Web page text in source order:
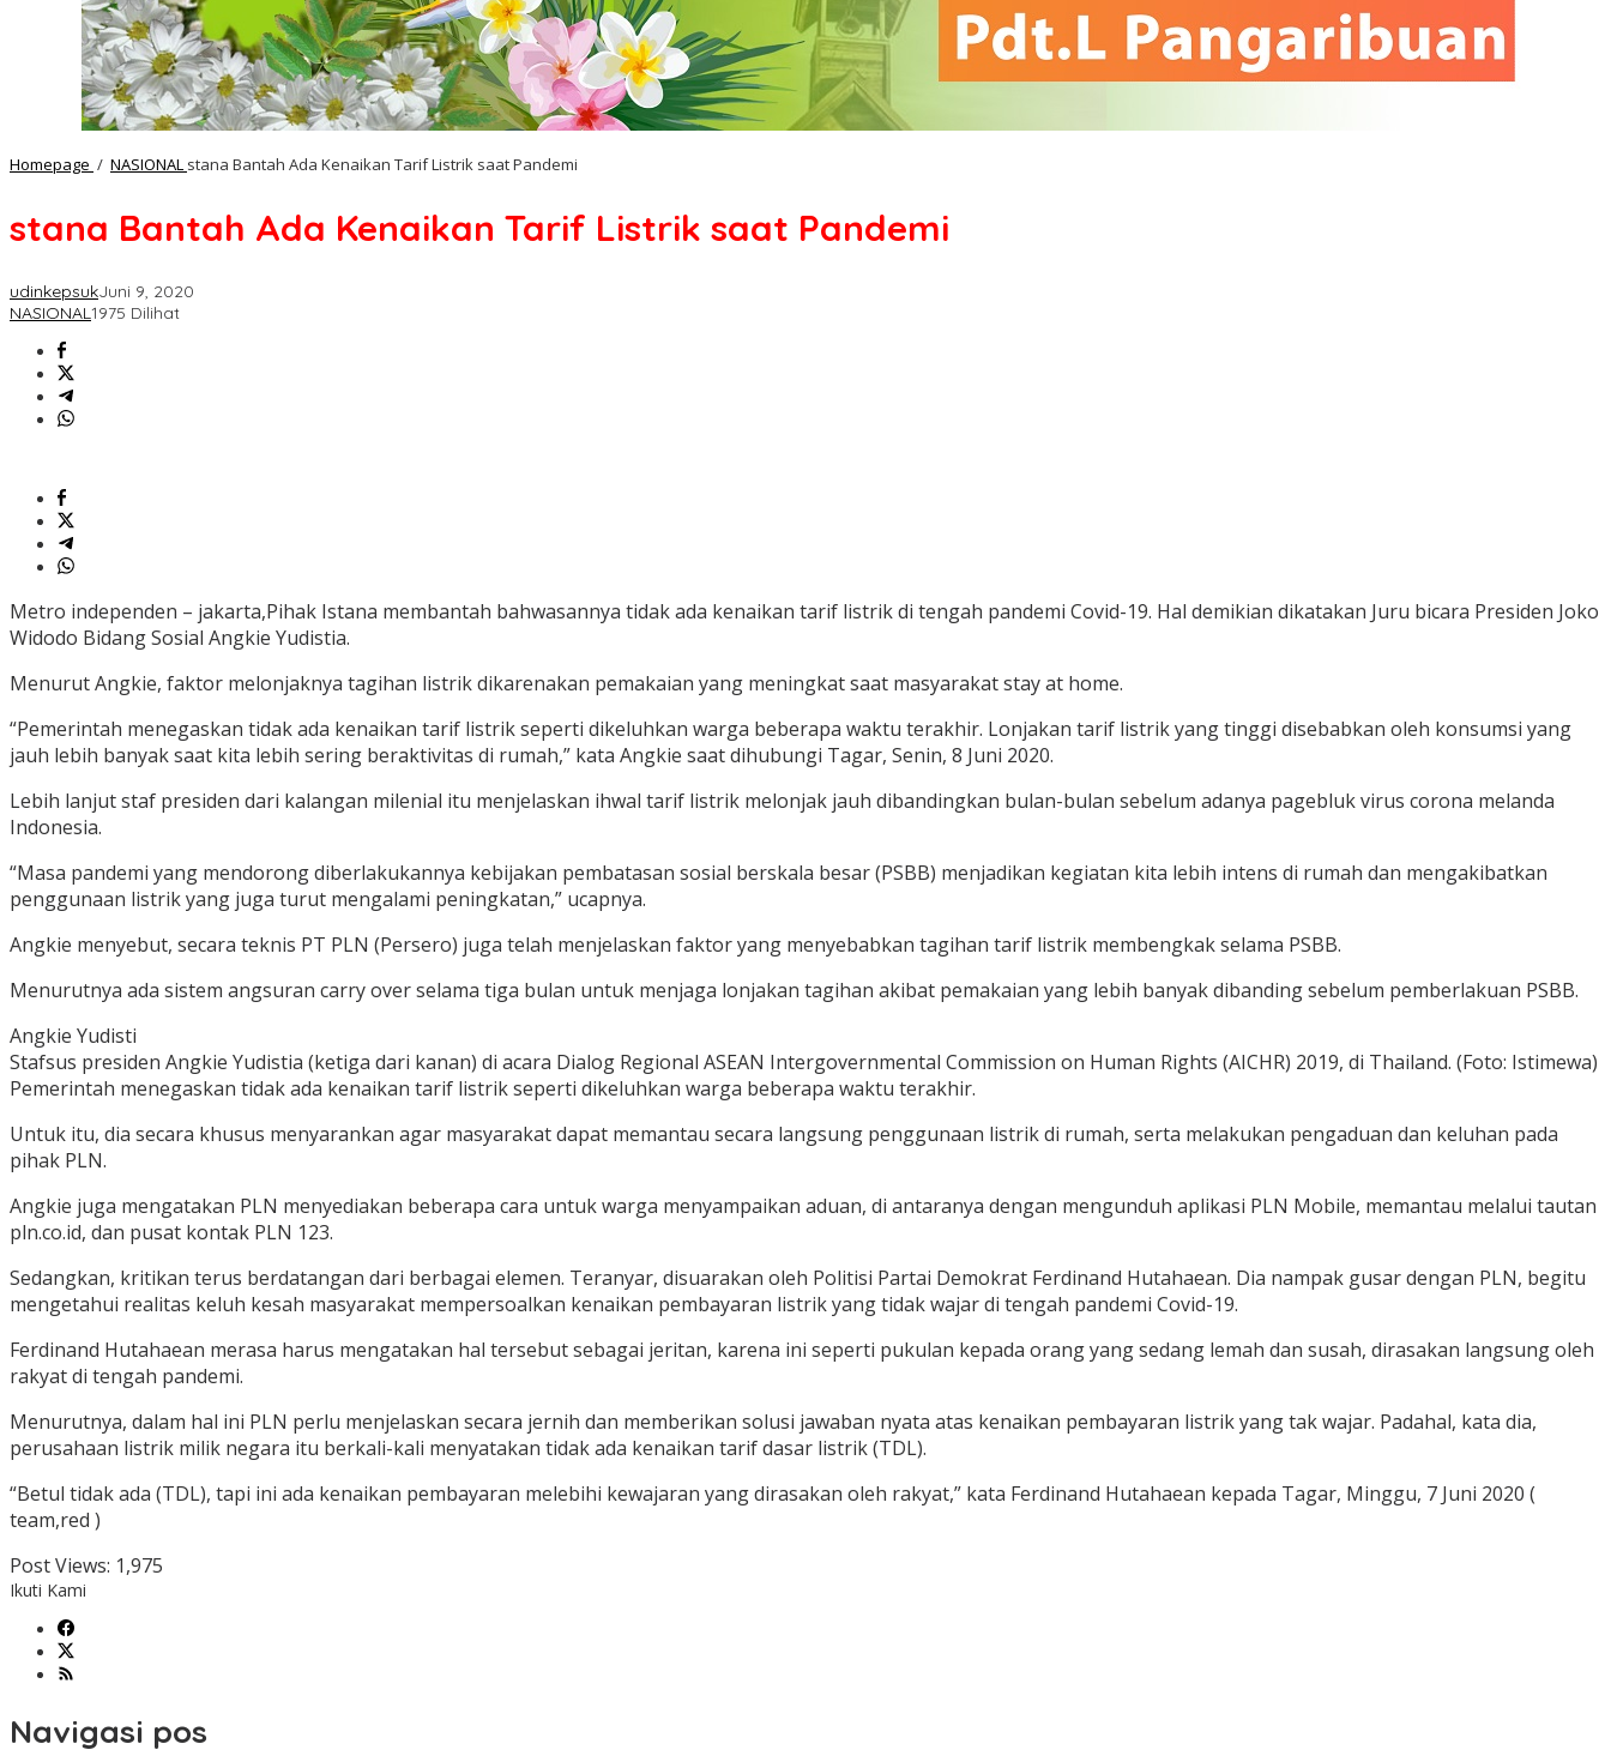
Homepage / NASIONAL stana Bantah Ada Kenaikan Tarif Listrik saat Pandemi
stana Bantah Ada Kenaikan Tarif Listrik saat Pandemi
udinkepsukJuni 9, 2020
NASIONAL1975 Dilihat
Metro independen – jakarta,Pihak Istana membantah bahwasannya tidak ada kenaikan tarif listrik di tengah pandemi Covid-19. Hal demikian dikatakan Juru bicara Presiden Joko
Widodo Bidang Sosial Angkie Yudistia.
Menurut Angkie, faktor melonjaknya tagihan listrik dikarenakan pemakaian yang meningkat saat masyarakat stay at home.
“Pemerintah menegaskan tidak ada kenaikan tarif listrik seperti dikeluhkan warga beberapa waktu terakhir. Lonjakan tarif listrik yang tinggi disebabkan oleh konsumsi yang
jauh lebih banyak saat kita lebih sering beraktivitas di rumah,” kata Angkie saat dihubungi Tagar, Senin, 8 Juni 2020.
Lebih lanjut staf presiden dari kalangan milenial itu menjelaskan ihwal tarif listrik melonjak jauh dibandingkan bulan-bulan sebelum adanya pagebluk virus corona melanda
Indonesia.
“Masa pandemi yang mendorong diberlakukannya kebijakan pembatasan sosial berskala besar (PSBB) menjadikan kegiatan kita lebih intens di rumah dan mengakibatkan
penggunaan listrik yang juga turut mengalami peningkatan,” ucapnya.
Angkie menyebut, secara teknis PT PLN (Persero) juga telah menjelaskan faktor yang menyebabkan tagihan tarif listrik membengkak selama PSBB.
Menurutnya ada sistem angsuran carry over selama tiga bulan untuk menjaga lonjakan tagihan akibat pemakaian yang lebih banyak dibanding sebelum pemberlakuan PSBB.
Angkie Yudisti
Stafsus presiden Angkie Yudistia (ketiga dari kanan) di acara Dialog Regional ASEAN Intergovernmental Commission on Human Rights (AICHR) 2019, di Thailand. (Foto: Istimewa)
Pemerintah menegaskan tidak ada kenaikan tarif listrik seperti dikeluhkan warga beberapa waktu terakhir.
Untuk itu, dia secara khusus menyarankan agar masyarakat dapat memantau secara langsung penggunaan listrik di rumah, serta melakukan pengaduan dan keluhan pada
pihak PLN.
Angkie juga mengatakan PLN menyediakan beberapa cara untuk warga menyampaikan aduan, di antaranya dengan mengunduh aplikasi PLN Mobile, memantau melalui tautan
pln.co.id, dan pusat kontak PLN 123.
Sedangkan, kritikan terus berdatangan dari berbagai elemen. Teranyar, disuarakan oleh Politisi Partai Demokrat Ferdinand Hutahaean. Dia nampak gusar dengan PLN, begitu
mengetahui realitas keluh kesah masyarakat mempersoalkan kenaikan pembayaran listrik yang tidak wajar di tengah pandemi Covid-19.
Ferdinand Hutahaean merasa harus mengatakan hal tersebut sebagai jeritan, karena ini seperti pukulan kepada orang yang sedang lemah dan susah, dirasakan langsung oleh
rakyat di tengah pandemi.
Menurutnya, dalam hal ini PLN perlu menjelaskan secara jernih dan memberikan solusi jawaban nyata atas kenaikan pembayaran listrik yang tak wajar. Padahal, kata dia,
perusahaan listrik milik negara itu berkali-kali menyatakan tidak ada kenaikan tarif dasar listrik (TDL).
“Betul tidak ada (TDL), tapi ini ada kenaikan pembayaran melebihi kewajaran yang dirasakan oleh rakyat,” kata Ferdinand Hutahaean kepada Tagar, Minggu, 7 Juni 2020 (
team,red )
Post Views: 1,975
Ikuti Kami
Navigasi pos